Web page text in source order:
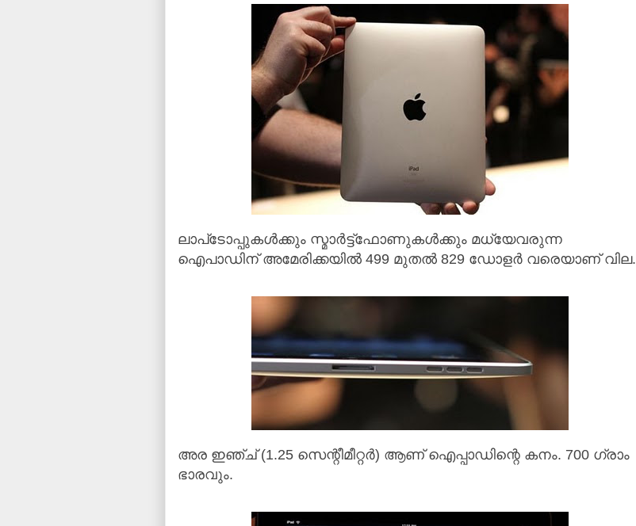
ലാപ്‌ടോപ്പുകള്‍ക്കും സ്മാര്‍ട്ട്‌ഫോണുകള്‍ക്കും മധ്യേവരുന്ന
ഐപാഡിന് അമേരിക്കയില്‍ 499 മുതല്‍ 829 ഡോളര്‍ വരെയാണ് വില.
അര ഇഞ്ച് (1.25 സെന്റീമീറ്റര്‍) ആണ് ഐപ്പാഡിന്റെ കനം. 700 ഗ്രാം
ഭാരവും.